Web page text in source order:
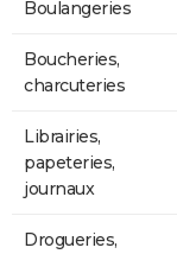
Boulangeries
Boucheries,
charcuteries
Librairies,
papeteries,
journaux
Drogueries,